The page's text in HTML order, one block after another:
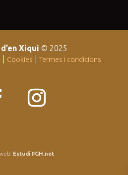
Xiqui © 2025
Cookies Termes i condicions
Estudi FGH.net